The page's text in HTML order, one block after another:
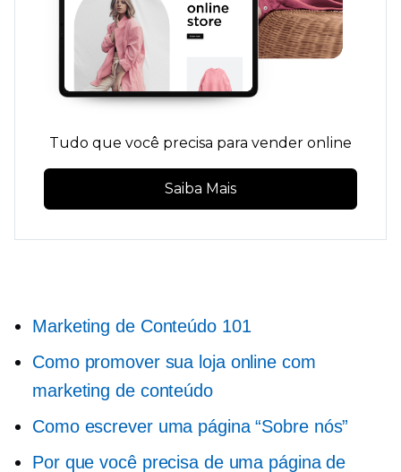
Tudo que você precisa para vender online
Saiba Mais
Marketing de Conteúdo 101
Como promover sua loja online com
marketing de conteúdo
Como escrever uma página “Sobre nós”
Por que você precisa de uma página de